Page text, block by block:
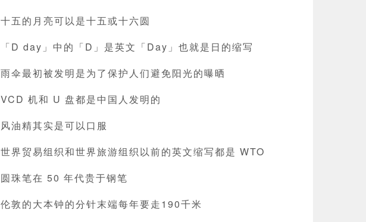
十五的月亮可以是十五或十六圆
「D day」中的「D」是英文「Day」也就是日的缩写
雨伞最初被发明是为了保护人们避免阳光的曝晒
VCD 机和 U 盘都是中国人发明的
风油精其实是可以口服
世界贸易组织和世界旅游组织以前的英文缩写都是 WTO
圆珠笔在 50 年代贵于钢笔
伦敦的大本钟的分针末端每年要走190千米